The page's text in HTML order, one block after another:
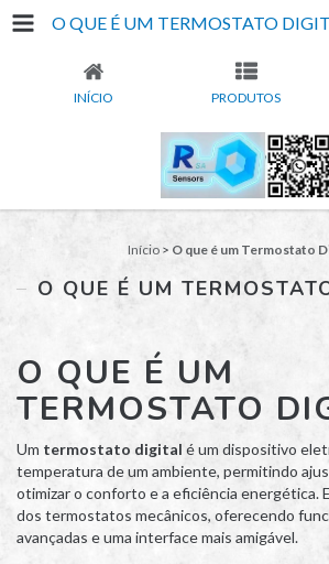
O QUE É UM TERMOSTATO
INÍCIO PRODUTOS
Início > O que é um Termostato
O QUE É UM
O QUE É UM
TERMOSTATO
Um termostato digital é um dispositivo
temperatura de um ambiente, permitindo
otimizar o conforto e a eficiência energética.
dos termostatos mecânicos, oferecendo
avançadas e uma interface mais amigável.